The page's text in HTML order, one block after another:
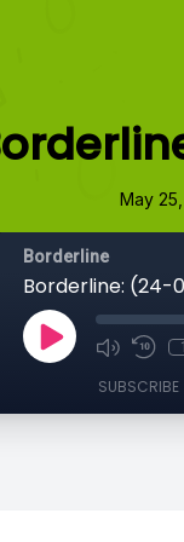
May
Borderline
Borderline: (24-
SUBSCRIBE